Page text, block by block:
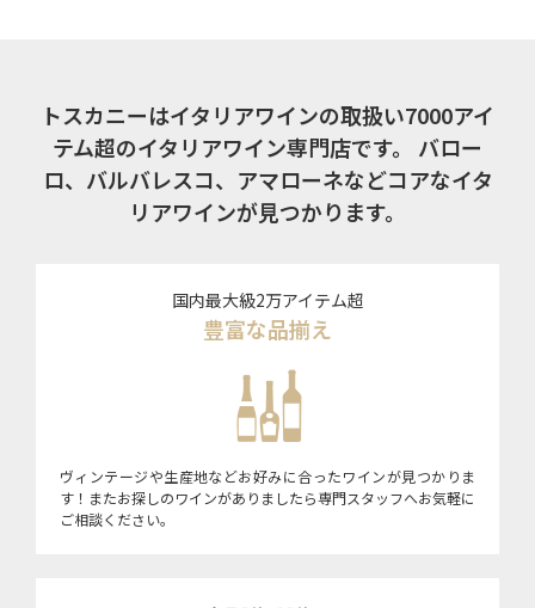
トスカニーはイタリアワインの取扱い7000アイ
テム超のイタリアワイン専門店です。
バロー
ロ、バルバレスコ、アマローネなどコアなイタ
リアワインが見つかります。
国内最大級2万アイテム超
豊富な品揃え
ヴィンテージや生産地などお好みに合ったワインが見つかりま
す！またお探しのワインがありましたら専門スタッフへお気軽に
ご相談ください。